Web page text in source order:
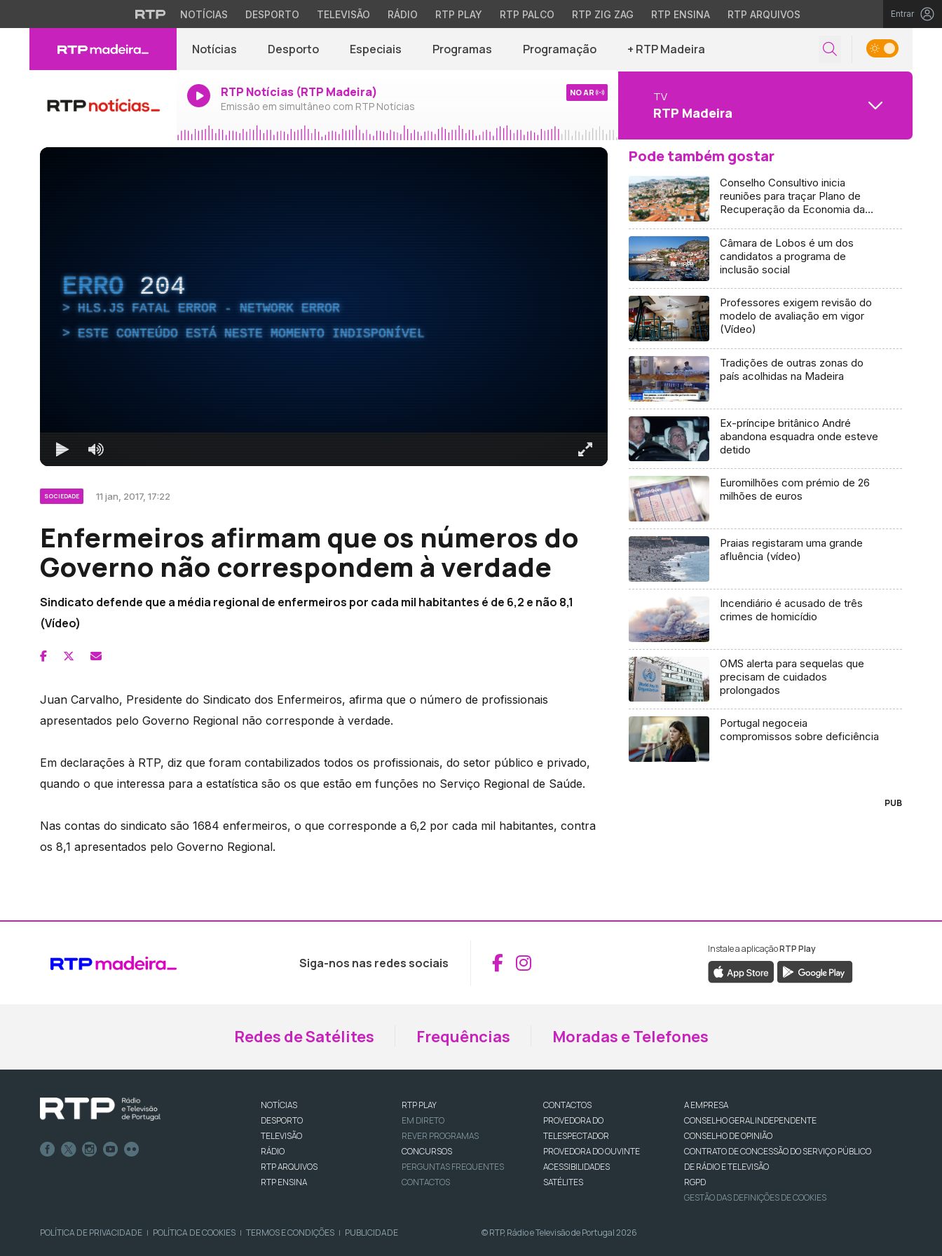
NOTÍCIAS DESPORTO TELEVISÃO RÁDIO RTP PLAY RTP PALCO RTP ZIG ZAG RTP ENSINA RTP ARQUIVOS Entrar
Notícias Desporto Especiais Programas Programação + RTP Madeira
RTP Notícias (RTP Madeira)
Emissão em simultâneo com RTP Notícias
NO AR TV
RTP Madeira
ERRO 204
HLS.JS FATAL ERROR - NETWORK ERROR
ESTE CONTEÚDO ESTÁ NESTE MOMENTO INDISPONÍVEL
SOCIEDADE 11 jan, 2017, 17:22
Enfermeiros afirmam que os números do
Governo não correspondem à verdade
Sindicato defende que a média regional de enfermeiros por cada mil habitantes é de 6,2 e não 8,1
(Vídeo)
Juan Carvalho, Presidente do Sindicato dos Enfermeiros, afirma que o número de profissionais
apresentados pelo Governo Regional não corresponde à verdade.
Em declarações à RTP, diz que foram contabilizados todos os profissionais, do setor público e privado,
quando o que interessa para a estatística são os que estão em funções no Serviço Regional de Saúde.
Nas contas do sindicato são 1684 enfermeiros, o que corresponde a 6,2 por cada mil habitantes, contra
os 8,1 apresentados pelo Governo Regional.
Pode também gostar
Conselho Consultivo inicia
reuniões para traçar Plano de
Recuperação da Economia da
Câmara de Lobos é um dos
candidatos a programa de
inclusão social
Professores exigem revisão do
modelo de avaliação em vigor
(Vídeo)
Tradições de outras zonas do
país acolhidas na Madeira
Ex-príncipe britânico André
abandona esquadra onde esteve
detido
Euromilhões com prémio de 26
milhões de euros
Praias registaram uma grande
afluência (vídeo)
Incendiário é acusado de três
crimes de homicídio
OMS alerta para sequelas que
precisam de cuidados
prolongados
Portugal negoceia
compromissos sobre deficiência
PUB
Siga-nos nas redes sociais Aceder ao Facebook da RTP Madeira
Aceder ao Instagram da RTP Madeira
Instale a aplicaçãoRTP Play
Redes de Satélites Frequências Moradas e Telefones
NOTÍCIAS
DESPORTO
TELEVISÃO
RÁDIO
RTP ARQUIVOS
RTP ENSINA
RTP PLAY
EM DIRETO
REVER PROGRAMAS
CONCURSOS
PERGUNTAS FREQUENTES
CONTACTOS
CONTACTOS
PROVEDORA DO
TELESPECTADOR
PROVEDORA DO OUVINTE
ACESSIBILIDADES
SATÉLITES
A EMPRESA
CONSELHO GERAL INDEPENDENTE
CONSELHO DE OPINIÃO
CONTRATO DE CONCESSÃO DO SERVIÇO PÚBLICO
DE RÁDIO E TELEVISÃO
RGPD
GESTÃO DAS DEFINIÇÕES DE COOKIES
POLÍTICA DE PRIVACIDADE | POLÍTICA DE COOKIES | TERMOS E CONDIÇÕES | PUBLICIDADE © RTP, Rádio e Televisão de Portugal 2026